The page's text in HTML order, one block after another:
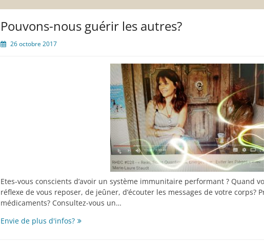
Pouvons-nous guérir les autres?
26 octobre 2017
Etes-vous conscients d’avoir un système immunitaire performant ? Quand
réflexe de vous reposer, de jeûner, d’écouter les messages de votre corps?
médicaments? Consultez-vous un…
Envie de plus d'infos?Pouvons-